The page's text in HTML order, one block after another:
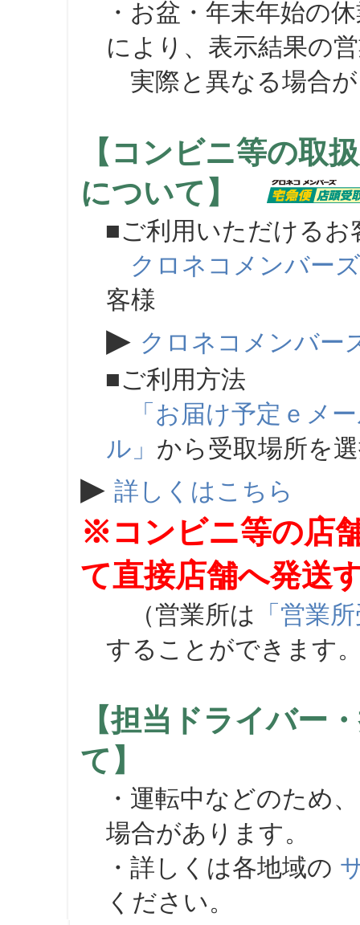
・お盆・年末年始の
により、表示結果の
実際と異なる場合が
【コンビニ等の取
について】
■ご利用いただけるお
クロネコメンバーズ
客様
▶ クロネコメンバー
■ご利用方法
「お届け予定ｅメ
ル」 から受取場所を
▶ 詳しくはこちら
※コンビニ等の店
て直接店舗へ発送
（営業所は 「営業
することができます
【担当ドライバー
て】
・運転中などのため
場合があります。
・詳しくは各地域の
ください。